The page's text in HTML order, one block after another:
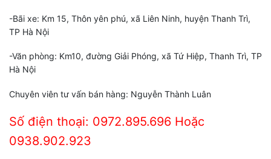
-Bãi xe: Km 15, Thôn yên phú, xã Liên Ninh, huyện Thanh Trì,
TP Hà Nội
-Văn phòng: Km10, đường Giải Phóng, xã Tứ Hiệp, Thanh Trì, TP
Hà Nội
Chuyên viên tư vấn bán hàng: Nguyễn Thành Luân
Số điện thoại: 0972.895.696 Hoặc
0938.902.923